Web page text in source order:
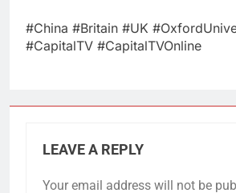
#China​ #Britain​ #UK​
#CapitalTV​ #CapitalTVOnline
LEAVE A REPLY
Your email address will not be